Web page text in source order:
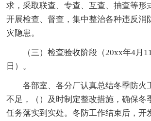
求，采取联查、专查、互查、抽查等形
开展检查、督查，集中整治各种违反消
灾隐患。
（三）检查验收阶段（20xx年4月
日）。
各部室、各分厂认真总结冬季防火
不足，（）及时制定整改措施，确保冬
任务落实到实处。冬防工作结束后，开